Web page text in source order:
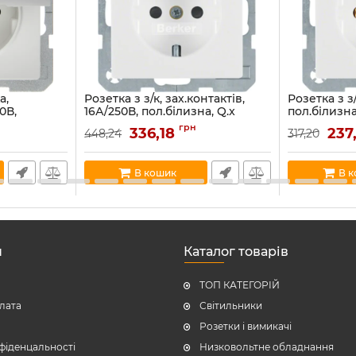
Розетка з з/к, зах.контактів,
16А/250В, пол.білизна, Q.x
Артикул:
47236089
В наявності:32
448,24 336,18 грн
В кошик
Розетка з
Артикул:
В наявності:
317,20
В
Каталог товарів
ТОП КАТЕГОРІЙ
Світильники
Розетки і вимикачі
Низковольтне обладнання